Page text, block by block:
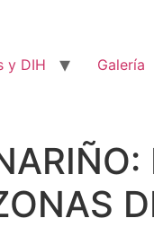
y DIH Galería